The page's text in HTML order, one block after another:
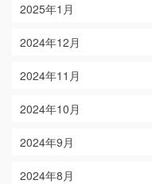
2025年1月
2024年12月
2024年11月
2024年10月
2024年9月
2024年8月